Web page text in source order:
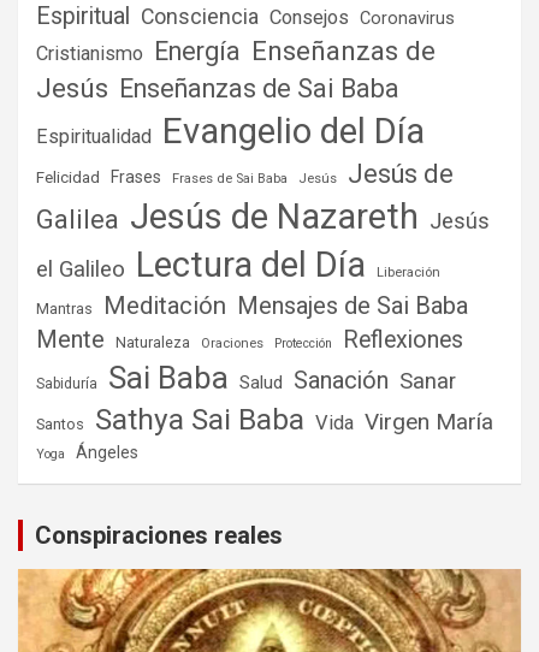
Espiritual
Consciencia Consejos Coronavirus
Cristianismo Energía Enseñanzas de
Jesús Enseñanzas de Sai Baba
Espiritualidad Evangelio del Día
Felicidad Frases Frases de Sai Baba Jesús
Jesús de
Galilea Jesús de Nazareth Jesús
el Galileo Lectura del Día Liberación
Mantras Meditación Mensajes de Sai Baba
Mente
Naturaleza Oraciones Protección Reflexiones
Sabiduría Sai Baba Salud Sanación Sanar
Santos Sathya Sai Baba Vida Virgen María
Yoga Ángeles
Conspiraciones reales